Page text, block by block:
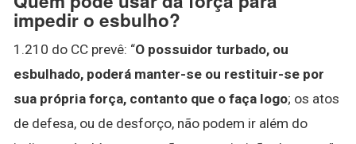
impedir o esbulho?
1.210 do CC prevê: “O possuidor turbado, ou
esbulhado, poderá manter-se ou restituir-se por
sua própria força, contanto que o faça logo; os atos
de defesa, ou de desforço, não podem ir além do